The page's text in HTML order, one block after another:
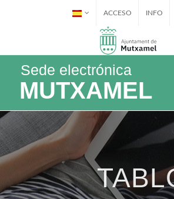
ACCESO INFO
Sede electrónica
MUTXAMEL